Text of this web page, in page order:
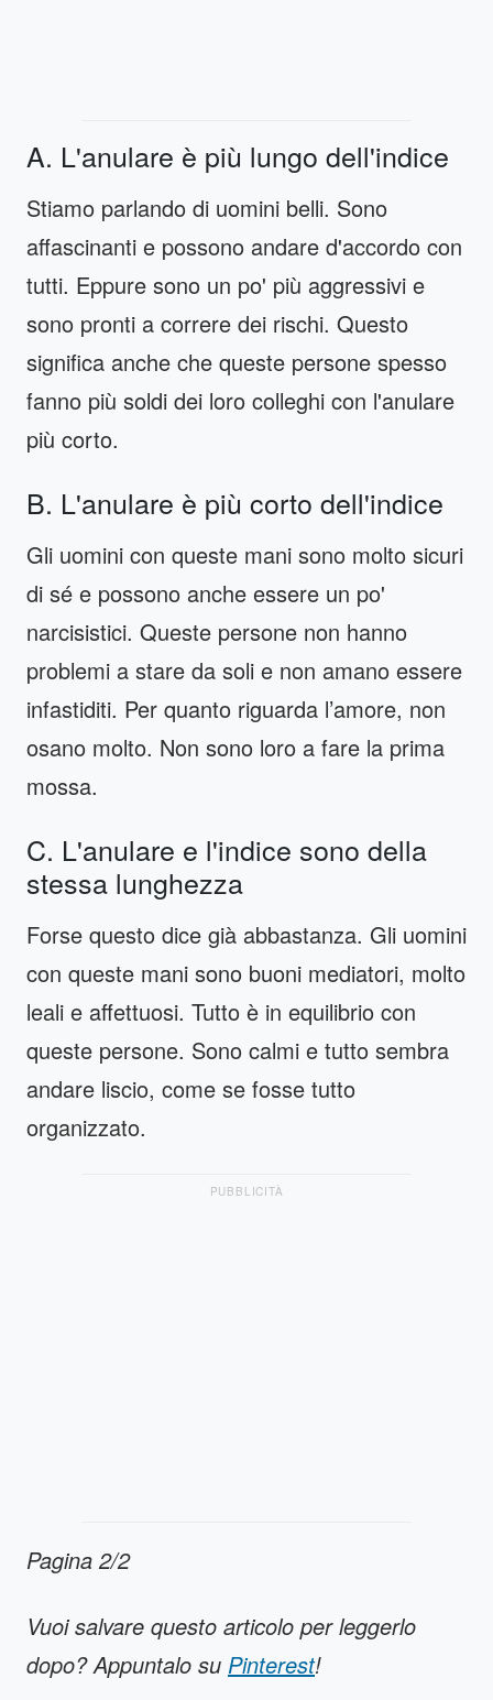
A. L'anulare è più lungo dell'indice
Stiamo parlando di uomini belli. Sono
affascinanti e possono andare d'accordo con
tutti. Eppure sono un po' più aggressivi e
sono pronti a correre dei rischi. Questo
significa anche che queste persone spesso
fanno più soldi dei loro colleghi con l'anulare
più corto.
B. L'anulare è più corto dell'indice
Gli uomini con queste mani sono molto sicuri
di sé e possono anche essere un po'
narcisistici. Queste persone non hanno
problemi a stare da soli e non amano essere
infastiditi. Per quanto riguarda l’amore, non
osano molto. Non sono loro a fare la prima
mossa.
C. L'anulare e l'indice sono della
stessa lunghezza
Forse questo dice già abbastanza. Gli uomini
con queste mani sono buoni mediatori, molto
leali e affettuosi. Tutto è in equilibrio con
queste persone. Sono calmi e tutto sembra
andare liscio, come se fosse tutto
organizzato.
PUBBLICITÀ
Pagina 2/2
Vuoi salvare questo articolo per leggerlo
dopo? Appuntalo su Pinterest!